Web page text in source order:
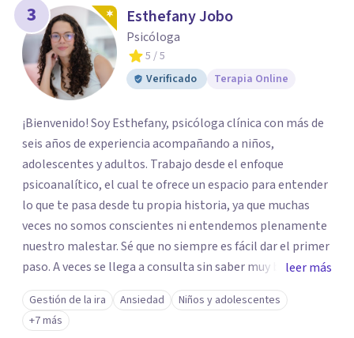
3 Esthefany Jobo
Psicóloga
5 / 5
Verificado
Terapia Online
¡Bienvenido! Soy Esthefany, psicóloga clínica con más de
seis años de experiencia acompañando a niños,
adolescentes y adultos. Trabajo desde el enfoque
psicoanalítico, el cual te ofrece un espacio para entender
lo que te pasa desde tu propia historia, ya que muchas
veces no somos conscientes ni entendemos plenamente
nuestro malestar. Sé que no siempre es fácil dar el primer
paso. A veces se llega a consulta sin saber muy bien qué
decir, o sintiendo que algo no anda bien pero sin poder
nombrarlo. Mi intención es acompañarte en ese proceso,
sin juicios y a tu propio ritmo, para que lo que hoy te pesa
leer más
Gestión de la ira Ansiedad
Niños y adolescentes
+7 más